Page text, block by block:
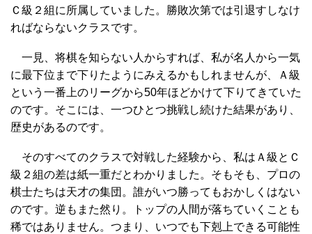
Ｃ級２組に所属していました。勝敗次第では引退すしなけ
ればならないクラスです。
一見、将棋を知らない人からすれば、私が名人から一気
に最下位まで下りたようにみえるかもしれませんが、Ａ級
という一番上のリーグから50年ほどかけて下りてきていた
のです。そこには、一つひとつ挑戦し続けた結果があり、
歴史があるのです。
そのすべてのクラスで対戦した経験から、私はＡ級とＣ
級２組の差は紙一重だとわかりました。そもそも、プロの
棋士たちは天才の集団。誰がいつ勝ってもおかしくはない
のです。逆もまた然り。トップの人間が落ちていくことも
稀ではありません。つまり、いつでも下剋上できる可能性